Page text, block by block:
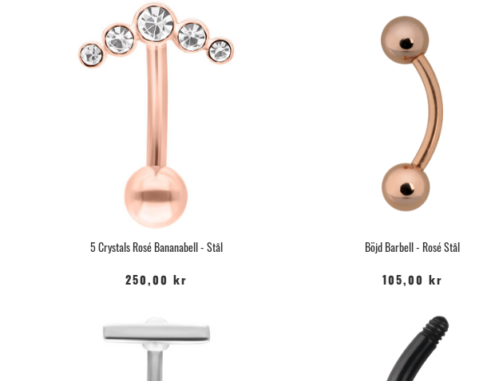
5 Crystals Rosé Bananabell - Stål
250,00 kr
Böjd Barbell - Rosé Stål
105,00 kr